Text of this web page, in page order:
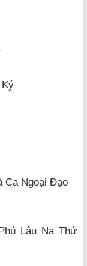
Ký
Ca Ngoại Đạo
Lâu Na Thứ